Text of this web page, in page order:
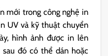
mới trong công nghệ in
UV và kỹ thuật chuyển
hình ảnh được in lên
đó có thể dán hoặc